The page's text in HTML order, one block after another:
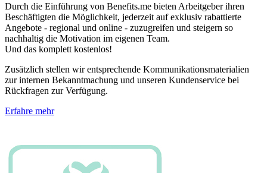
Durch die Einführung von Benefits.me bieten Arbeitgeber ihren
Beschäftigten die Möglichkeit, jederzeit auf exklusiv rabattierte
Angebote - regional und online - zuzugreifen und steigern so
nachhaltig die Motivation im eigenen Team.
Und das komplett kostenlos!
Zusätzlich stellen wir entsprechende Kommunikationsmaterialien
zur internen Bekanntmachung und unseren Kundenservice bei
Rückfragen zur Verfügung.
Erfahre mehr